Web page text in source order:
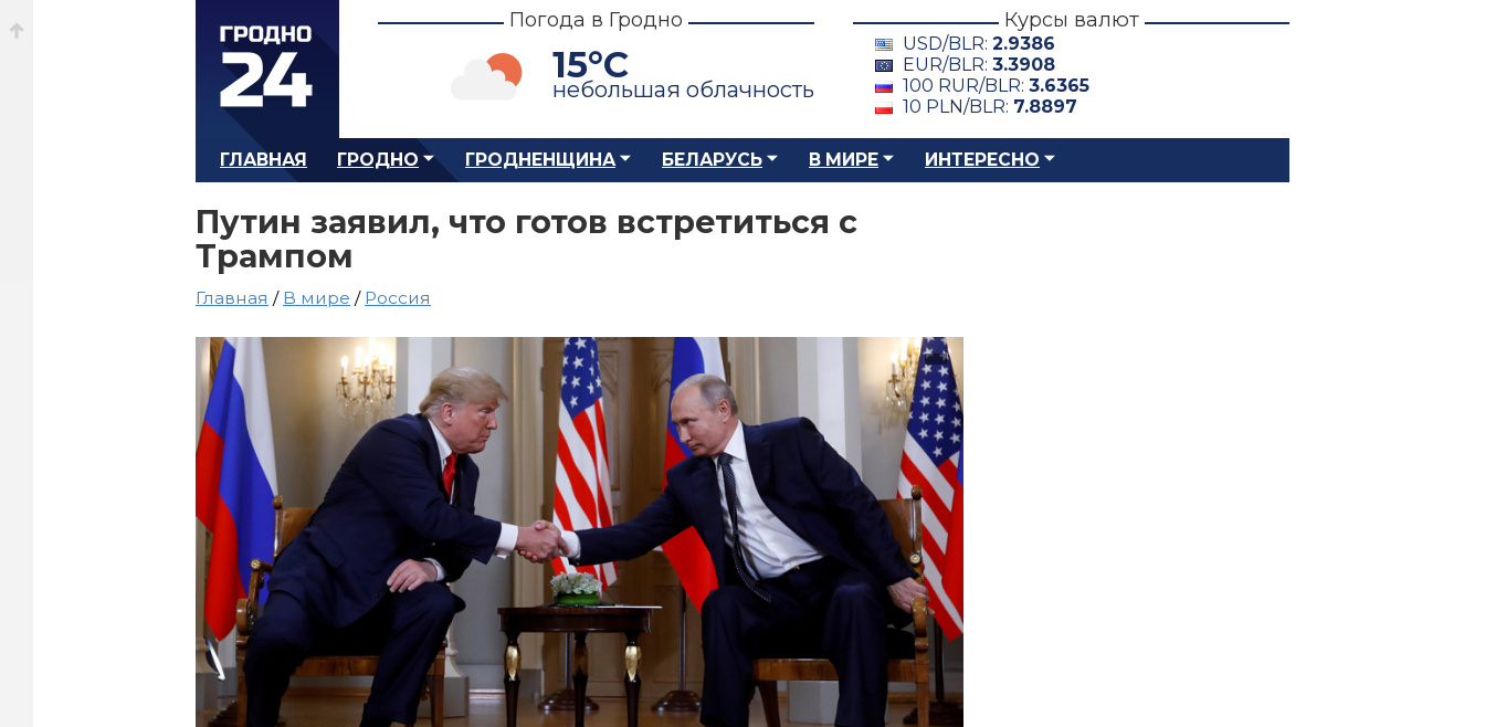
Погода в Гродно
15°C
небольшая облачность
Курсы валют
USD/BLR: 2.9386
EUR/BLR: 3.3908
100 RUR/BLR: 3.6365
10 PLN/BLR: 7.8897
ГЛАВНАЯ ГРОДНО ГРОДНЕНЩИНА БЕЛАРУСЬ В МИРЕ ИНТЕРЕСНО
Путин заявил, что готов встретиться с
Трампом
Главная / В мире / Россия